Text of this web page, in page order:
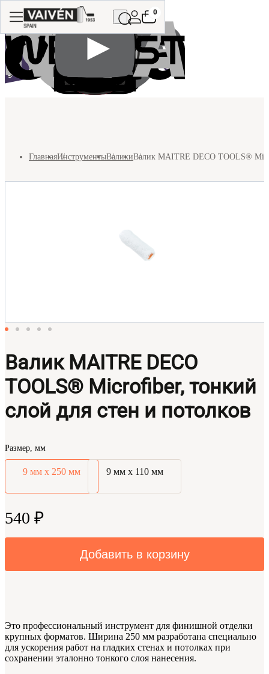
0
ГлавнаяИнструментыВаликиВалик MAITRE DECO TOOLS®
Валик MAITRE DECO
TOOLS® Microfiber, тонкий
слой для стен и потолков
Размер, мм
9 мм х 250 мм 9 мм х 110 мм
540 ₽
Добавить в корзину
Это профессиональный инструмент для финишной отделки
крупных форматов. Ширина 250 мм разработана специально
для ускорения работ на гладких стенах и потолках при
сохранении эталонно тонкого слоя нанесения.